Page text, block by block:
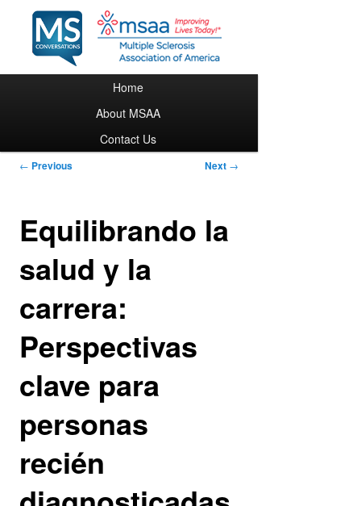
Skip to primary content
Home
About MSAA
Contact Us
Post navigation
← Previous Next →
Equilibrando la
salud y la
carrera:
Perspectivas
clave para
personas
recién